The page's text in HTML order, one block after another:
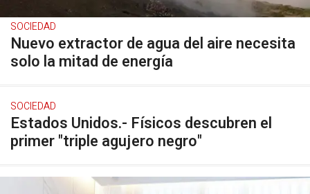
SOCIEDAD
Nuevo extractor de agua del aire necesita
solo la mitad de energía
SOCIEDAD
Estados Unidos.- Físicos descubren el
primer "triple agujero negro"